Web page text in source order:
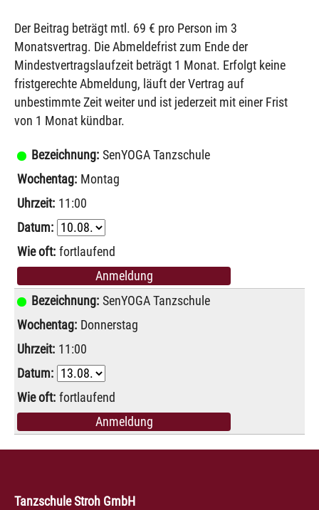
Der Beitrag beträgt mtl. 69 € pro Person im 3
Monatsvertrag. Die Abmeldefrist zum Ende der
Mindestvertragslaufzeit beträgt 1 Monat. Erfolgt keine
fristgerechte Abmeldung, läuft der Vertrag auf
unbestimmte Zeit weiter und ist jederzeit mit einer Frist
von 1 Monat kündbar.
SenYOGA Tanzschule
Montag
11:00
fortlaufend
Anmeldung
SenYOGA Tanzschule
Donnerstag
11:00
fortlaufend
Anmeldung
Tanzschule Stroh GmbH